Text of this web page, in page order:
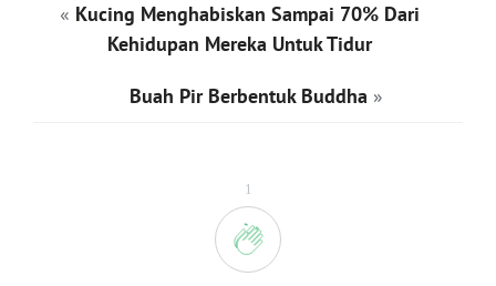
1
« Kucing Menghabiskan Sampai 70% Dari
Kehidupan Mereka Untuk Tidur
Buah Pir Berbentuk Buddha »